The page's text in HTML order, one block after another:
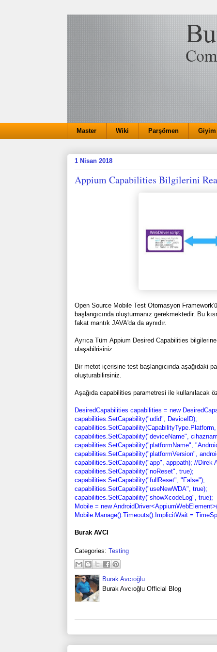
Master Wiki Parşömen Giyim
1 Nisan 2018
Appium Capabilities Bilgilerini
Open Source Mobile Test Otomasyon
başlangıcında oluşturmanız gerekmektedir. Bu
fakat mantık JAVA'da da aynıdır.
Ayrıca Tüm Appium Desired Capabilities bilgilerine
ulaşabilrisiniz.
Bir metot içerisine test başlangıcında aşağıdaki
oluşturabilirsiniz.
Aşağıda capabilities parametresi ile kullanılacak
DesiredCapabilities capabilities = new
capabilities.SetCapability("udid", DeviceID);
capabilities.SetCapability("deviceName",
capabilities.SetCapability("platformName",
capabilities.SetCapability("platformVersion",
capabilities.SetCapability("app", apppath); //Direk
capabilities.SetCapability("noReset", true);
capabilities.SetCapability("fullReset", "False");
capabilities.SetCapability("useNewWDA", true);
capabilities.SetCapability("showXcodeLog", true);
Mobile = new
Mobile.Manage().Timeouts().ImplicitWait =
Burak AVCI
Categories: Testing
Burak Avcıoğlu
Burak Avcıoğlu Official Blog